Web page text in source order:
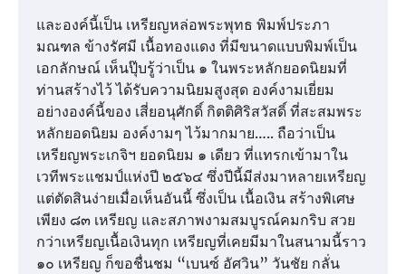
และองค์นี้เป็น เหรียญหล่อพระพุทธ พิมพ์ประภา
มณฑล ข้างรัศมี เนื้อทองแดง ที่มีขนาดแบบพิมพ์เป็น
เอกลักษณ์ เห็นปุ๊บรู้ว่าเป็น ๑ ในพระหลักยอดนิยมที่
ท่านสร้างไว้ ได้รับความนิยมสูงสุด องค์งามเยี่ยม
อย่างองค์นี้ของ เสี่ยอนุศักดิ์ กิตติศิริสวัสดิ์ ที่สะสมพระ
หลักยอดนิยม องค์งามๆ ไว้มากมาย….. ถือว่าเป็น
เหรียญพระเกจิฯ ยอดนิยม ๑ เดียว ที่แทรกเข้ามาใน
เวทีพระแชมป์แห่งปี ๒๕๖๔ ซึ่งปีนี้มีส่งมาหลายเหรียญ
แต่ตัดสินง่ายเมื่อเห็นอันนี้ ซึ่งเป็น เนื้อเงิน สร้างพิเศษ
เพียง ๘๓ เหรียญ และสภาพงามสมบูรณ์คมกริบ สวย
กว่าเหรียญเนื้อเงินทุก เหรียญที่เคยมีมาในสนามนี้ราว
๑๐ เหรียญ ก็ขอชื่นชม “เบนซ์ อัศวิน” วันชัย กลั่น